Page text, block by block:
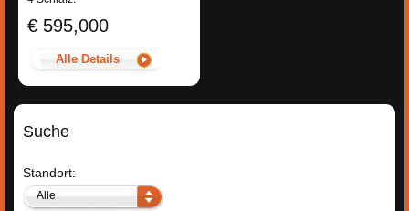
€ 595,000
Alle Details
Suche
Standort:
Alle